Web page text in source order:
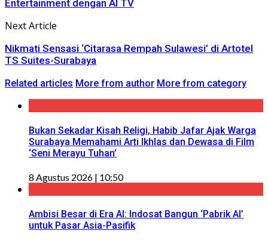
Entertainment dengan AI TV
Next Article
Nikmati Sensasi ‘Citarasa Rempah Sulawesi’ di Artotel
TS Suites-Surabaya
Related articles More from author More from category
Bukan Sekadar Kisah Religi, Habib Jafar Ajak Warga
Surabaya Memahami Arti Ikhlas dan Dewasa di Film
‘Seni Merayu Tuhan’
8 Agustus 2026 | 10:50
Ambisi Besar di Era AI: Indosat Bangun ‘Pabrik AI’
untuk Pasar Asia-Pasifik